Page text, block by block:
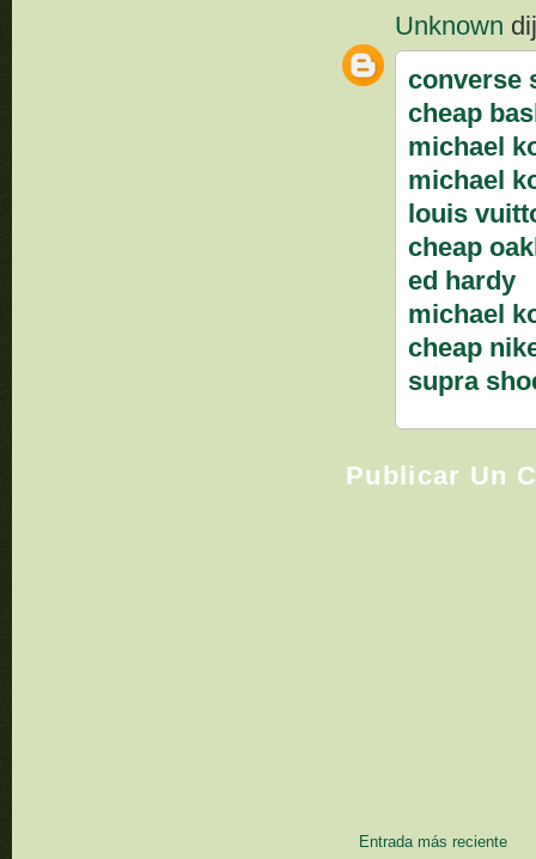
Unknown
converse
cheap
michael
michael
louis
cheap
ed hardy
michael
cheap
supra
Publicar Un
Entrada más reciente